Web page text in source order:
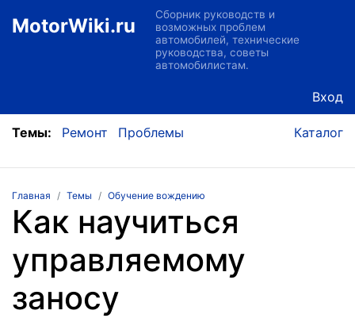
MotorWiki.ru
Сборник руководств и
возможных проблем
автомобилей, технические
руководства, советы
автомобилистам.
Вход
Темы: Ремонт Проблемы Каталог
Главная Темы Обучение вождению
Как научиться
управляемому
заносу